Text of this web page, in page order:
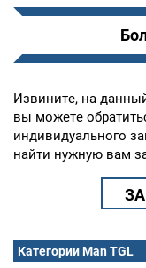
Категории Man TGL
Извините, на
вы можете
индивидуального
найти нужную вам